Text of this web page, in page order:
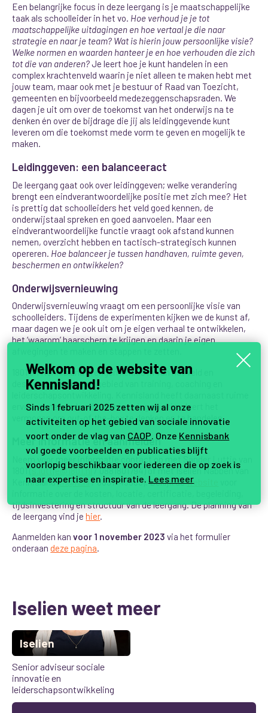
Een belangrijke focus in deze leergang is je maatschappelijke
taak als schoolleider in het vo. Hoe verhoud je je tot
maatschappelijke uitdagingen en hoe vertaal je die naar
strategie en naar je team? Wat is hierin jouw persoonlijke visie?
Welke normen en waarden hanteer je en hoe verhouden die zich
tot die van anderen?Je leert hoe je kunt handelen in een
complex krachtenveld waarin je niet alleen te maken hebt met
jouw team, maar ook met je bestuur of Raad van Toezicht,
gemeenten en bijvoorbeeld medezeggenschapsraden. We
dagen je uit om over de toekomst van het onderwijs na te
denken én over de bijdrage die jij als leidinggevende kunt
leveren om die toekomst mede vorm te geven en mogelijk te
maken.
Leidinggeven: een balanceeract
De leergang gaat ook over leidinggeven; welke verandering
brengt een eindverantwoordelijke positie met zich mee? Het
is prettig dat schoolleiders het veld goed kennen, de
onderwijstaal spreken en goed aanvoelen. Maar een
eindverantwoordelijke functie vraagt ook afstand kunnen
nemen, overzicht hebben en tactisch-strategisch kunnen
opereren. Hoe balanceer je tussen handhaven, ruimte geven,
beschermen en ontwikkelen?
Onderwijsvernieuwing
Onderwijsvernieuwing vraagt om een persoonlijke visie van
schoolleiders. Tijdens de experimenten kijken we de kunst af,
maar dagen we je ook uit om je eigen verhaal te ontwikkelen,
het ‘waarom’ haarscherp te krijgen en daarin je eigen
1801 en Kennisland brengen kennis in van het veld en
deskundigheid op het gebied van training, coaching en
ervaring met onderwijsvernieuwing en stimuleert het
vermogen omout-of-the-boxte denken en te handelen.
Meer informatie en aanmelden
Neem voor meer informatie contact op met Sander Luttje van
1801 (s.luttje@1801.nl/ 0881801794) of met Iselien Nabben van
Kennisland (in@kl.nl / 0631743805). Bekijk dewebsite
tijdsinvestering en structuur van de leergang. De planning van
de leergang vind jehier.
Aanmelden kanvoor 1 november 2023 via het formulier
onderaandeze pagina.
Iselien weet meer
Iselien
Senior adviseur sociale
innovatie en
leiderschapsontwikkeling
Welkom op de website van
Kennisland!
Sinds 1 februari 2025 zetten wij al onze
activiteiten op het gebied van sociale innovatie
voort onder de vlag van CAOP . Onze Kennisbank
vol goede voorbeelden en publicaties blijft
voorlopig beschikbaar voor iedereen die op zoek is
naar expertise en inspiratie. Lees meer